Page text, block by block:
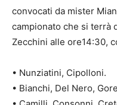
convocati da mister
campionato che si terrà
Zecchini alle ore14:30,
• Nunziatini, Cipolloni.
• Bianchi, Del Nero,